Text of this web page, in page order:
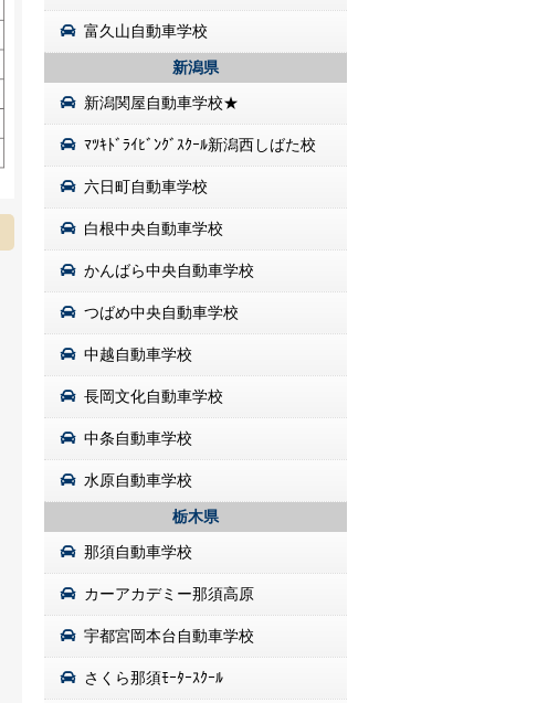
富久山自動車学校
新潟県
新潟関屋自動車学校★
ﾏﾂｷﾄﾞﾗｲﾋﾞﾝｸﾞｽｸｰﾙ新潟西しばた校
六日町自動車学校
白根中央自動車学校
かんばら中央自動車学校
つばめ中央自動車学校
中越自動車学校
長岡文化自動車学校
中条自動車学校
水原自動車学校
栃木県
那須自動車学校
カーアカデミー那須高原
宇都宮岡本台自動車学校
さくら那須ﾓｰﾀｰｽｸｰﾙ